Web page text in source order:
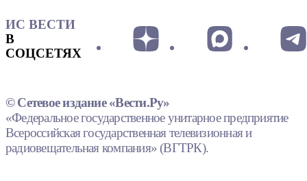
ИС ВЕСТИ
В
СОЦСЕТЯХ
© Сетевое издание «Вести.Ру»
«Федеральное государственное унитарное предприятие
Всероссийская государственная телевизионная и
радиовещательная компания» (ВГТРК).